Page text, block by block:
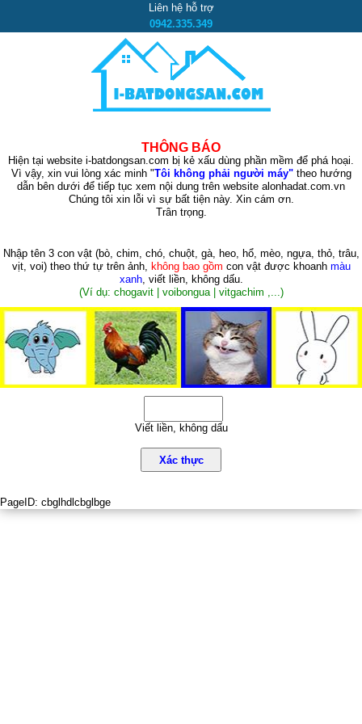
Liên hệ hỗ trợ
0942.335.349
THÔNG BÁO
Hiện tại website i-batdongsan.com bị kẻ xấu dùng phần mềm để phá hoại.
Vì vậy, xin vui lòng xác minh "Tôi không phải người máy"theo hướng
dẫn bên dưới để tiếp tục xem nội dung trên website alonhadat.com.vn
Chúng tôi xin lỗi vì sự bất tiện này. Xin cám ơn.
Trân trọng.
Nhập tên 3 con vật (bò, chim, chó, chuột, gà, heo, hổ, mèo, ngựa, thỏ, trâu,
vịt, voi)theo thứ tự trên ảnh, không bao gồm con vật được khoanh màu
xanh, viết liền, không dấu.
(Ví dụ: chogavit | voibongua | vitgachim ,...)
Viết liền, không dấu
Xác thực
PageID: cbglhdlcbglbge